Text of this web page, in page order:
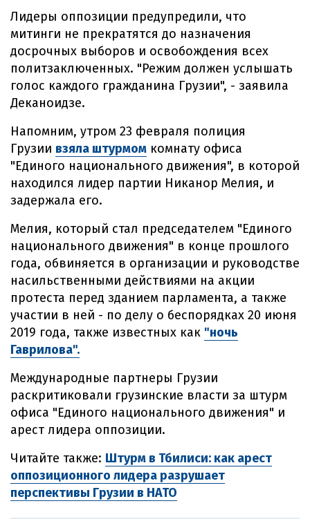
Лидеры оппозиции предупредили, что
митинги не прекратятся до назначения
досрочных выборов и освобождения всех
политзаключенных. "Режим должен услышать
голос каждого гражданина Грузии", - заявила
Деканоидзе.
Напомним, утром 23 февраля полиция
Грузии взяла штурмом комнату офиса
"Единого национального движения", в которой
находился лидер партии Никанор Мелия, и
задержала его.
Мелия, который стал председателем "Единого
национального движения" в конце прошлого
года, обвиняется в организации и руководстве
насильственными действиями на акции
протеста перед зданием парламента, а также
участии в ней - по делу о беспорядках 20 июня
2019 года, также известных как "ночь
Гаврилова".
Международные партнеры Грузии
раскритиковали грузинские власти за штурм
офиса "Единого национального движения" и
арест лидера оппозиции.
Читайте также: Штурм в Тбилиси: как арест
оппозиционного лидера разрушает
перспективы Грузии в НАТО